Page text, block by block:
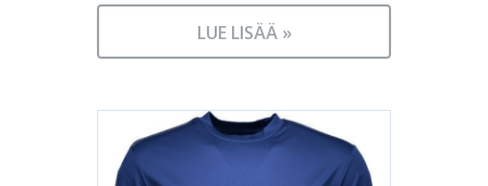
LUE LISÄÄ »